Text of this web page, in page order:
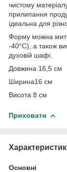
чистому
прилипання
ідеальна для
Форму можна
-40°C), а також
духовій шафі.
Довжина 16,5 см
Ширина16 см
Висота 8 см
Приховати
Основні